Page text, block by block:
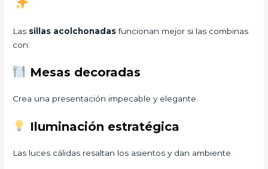
Las sillas acolchonadasfuncionan mejor si las combinas
con:
Mesas decoradas
Crea una presentación impecable y elegante.
Iluminación estratégica
Las luces cálidas resaltan los asientos y dan ambiente.